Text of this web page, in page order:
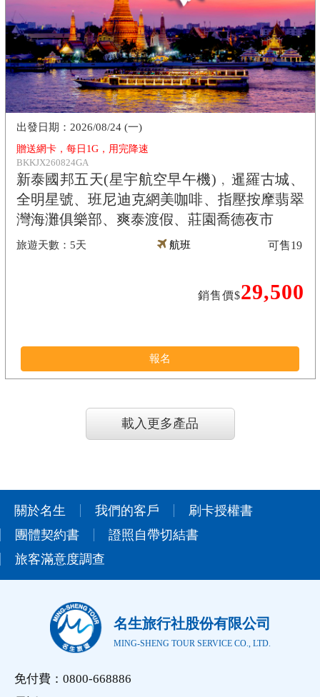
贈送網卡，每日1G，用完降速
BKKJX260824GA
新泰國邦五天(星宇航空早午機)﹐暹羅古城、
全明星號、班尼迪克網美咖啡、指壓按摩翡翠
灣海灘俱樂部、爽泰渡假、莊園喬德夜市
5天
2026/08/24 (一)
航班
銷售價$29,500
可售19
報名
載入更多產品
關於名生 我們的客戶
刷卡授權書
團體契約書
證照自帶切結書
旅客滿意度調查
名生旅行社股份有限公司
MING-SHENG TOUR SERVICE CO., LTD.
免付費：0800-668886